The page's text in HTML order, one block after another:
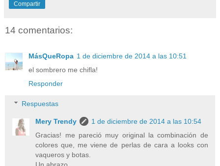
Compartir
14 comentarios:
MásQueRopa 1 de diciembre de 2014 a las 10:51
el sombrero me chifla!
Responder
Respuestas
Mery Trendy
1 de diciembre de 2014 a las 10:54
Gracias! me pareció muy original la combinación de
colores que, me viene de perlas de cara a looks con
vaqueros y botas.